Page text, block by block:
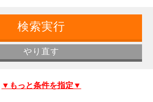
▼もっと条件を指定▼